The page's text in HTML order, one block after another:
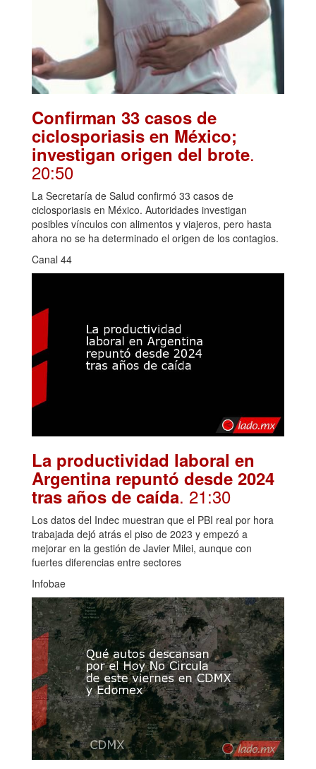
Confirman 33 casos de
ciclosporiasis en México;
investigan origen del brote.
20:50
La Secretaría de Salud confirmó 33 casos de
ciclosporiasis en México. Autoridades investigan
posibles vínculos con alimentos y viajeros, pero hasta
ahora no se ha determinado el origen de los contagios.
Canal 44
La productividad laboral en
Argentina repuntó desde 2024
tras años de caída. 21:30
Los datos del Indec muestran que el PBI real por hora
trabajada dejó atrás el piso de 2023 y empezó a
mejorar en la gestión de Javier Milei, aunque con
fuertes diferencias entre sectores
Infobae